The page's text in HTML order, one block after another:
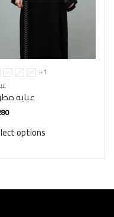
54 56 58 +1
عبايه
options